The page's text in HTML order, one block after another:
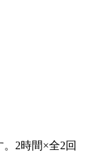
2時間×全2回